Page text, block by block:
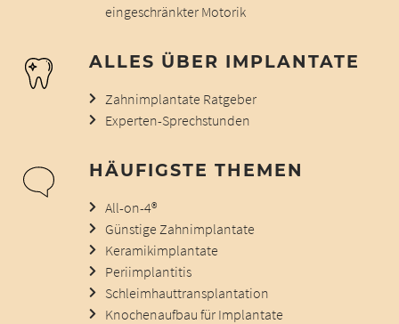
eingeschränkter Motorik
ALLES ÜBER IMPLANTATE
Zahnimplantate Ratgeber
Experten-Sprechstunden
HÄUFIGSTE THEMEN
All-on-4®
Günstige Zahnimplantate
Keramikimplantate
Periimplantitis
Schleimhauttransplantation
Knochenaufbau für Implantate